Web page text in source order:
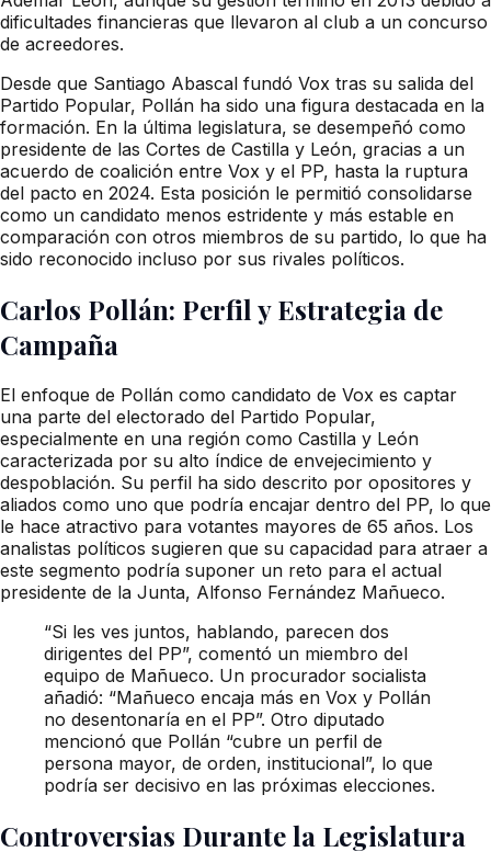
dificultades financieras que llevaron al club a un concurso
de acreedores.
Desde que Santiago Abascal fundó Vox tras su salida del
Partido Popular, Pollán ha sido una figura destacada en la
formación. En la última legislatura, se desempeñó como
presidente de las Cortes de Castilla y León, gracias a un
acuerdo de coalición entre Vox y el PP, hasta la ruptura
del pacto en 2024. Esta posición le permitió consolidarse
como un candidato menos estridente y más estable en
comparación con otros miembros de su partido, lo que ha
sido reconocido incluso por sus rivales políticos.
Carlos Pollán: Perfil y Estrategia de
Campaña
El enfoque de Pollán como candidato de Vox es captar
una parte del electorado del Partido Popular,
especialmente en una región como Castilla y León
caracterizada por su alto índice de envejecimiento y
despoblación. Su perfil ha sido descrito por opositores y
aliados como uno que podría encajar dentro del PP, lo que
le hace atractivo para votantes mayores de 65 años. Los
analistas políticos sugieren que su capacidad para atraer a
este segmento podría suponer un reto para el actual
presidente de la Junta, Alfonso Fernández Mañueco.
“Si les ves juntos, hablando, parecen dos
dirigentes del PP”, comentó un miembro del
equipo de Mañueco. Un procurador socialista
añadió: “Mañueco encaja más en Vox y Pollán
no desentonaría en el PP”. Otro diputado
mencionó que Pollán “cubre un perfil de
persona mayor, de orden, institucional”, lo que
podría ser decisivo en las próximas elecciones.
Controversias Durante la Legislatura